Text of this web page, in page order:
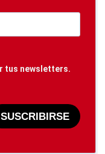
tus newsletters.
SUSCRIBIRSE